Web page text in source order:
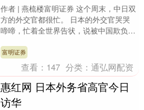
作者 | 燕梳楼富明证券 这个周末，中日双
方的外交官都很忙。 日本的外交官哭哭
啼啼，忙着全世界告状，说被中国欺负
批日本倒打一....
富明证券
查看： 147 分类：通弘网配资
惠红网 日本外务省高官今日
访华